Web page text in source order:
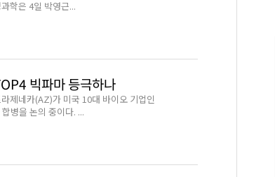
학은 4일 박영근...
빅파마 등극하나
제네카(AZ)가 미국 10대 바이오 기업인
병을 논의 중이다. ...